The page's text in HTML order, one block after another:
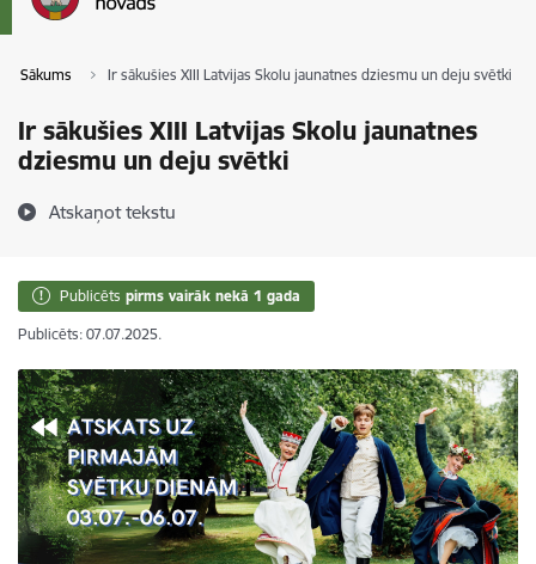
Sākums Ir sākušies XIII Latvijas Skolu jaunatnes dziesmu un deju svētki
Ir sākušies XIII Latvijas Skolu jaunatnes
dziesmu un deju svētki
Atskaņot tekstu
Publicēts pirms vairāk nekā 1 gada
Publicēts: 07.07.2025.